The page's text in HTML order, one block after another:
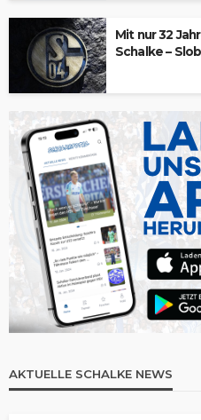
Mit nur 32
Schalke –
AKTUELLE SCHALKE NEWS